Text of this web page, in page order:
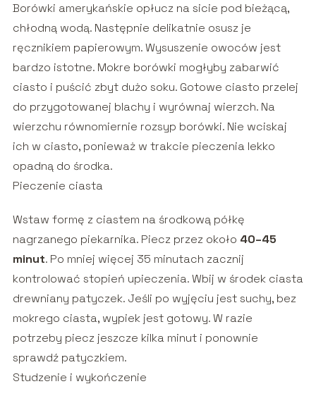
Borówki amerykańskie opłucz na sicie pod bieżącą,
chłodną wodą. Następnie delikatnie osusz je
ręcznikiem papierowym. Wysuszenie owoców jest
bardzo istotne. Mokre borówki mogłyby zabarwić
ciasto i puścić zbyt dużo soku. Gotowe ciasto przelej
do przygotowanej blachy i wyrównaj wierzch. Na
wierzchu równomiernie rozsyp borówki. Nie wciskaj
ich w ciasto, ponieważ w trakcie pieczenia lekko
opadną do środka.
Pieczenie ciasta
Wstaw formę z ciastem na środkową półkę
nagrzanego piekarnika. Piecz przez około 40–45
minut. Po mniej więcej 35 minutach zacznij
kontrolować stopień upieczenia. Wbij w środek ciasta
drewniany patyczek. Jeśli po wyjęciu jest suchy, bez
mokrego ciasta, wypiek jest gotowy. W razie
potrzeby piecz jeszcze kilka minut i ponownie
sprawdź patyczkiem.
Studzenie i wykończenie